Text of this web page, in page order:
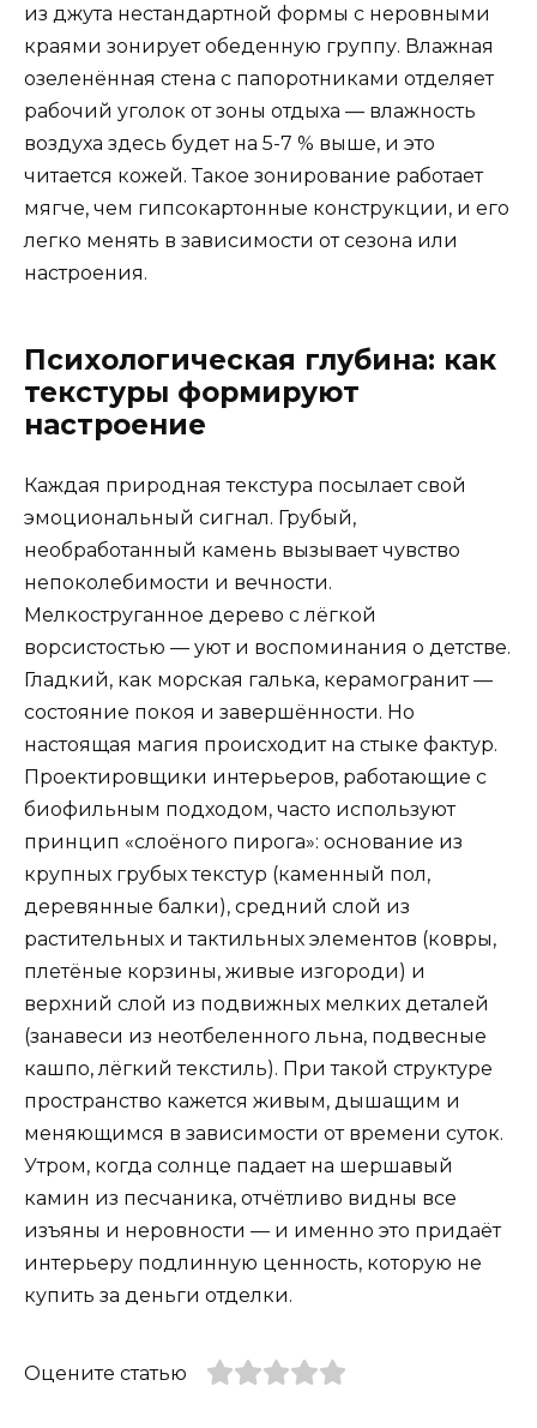
из джута нестандартной формы с неровными
краями зонирует обеденную группу. Влажная
озеленённая стена с папоротниками отделяет
рабочий уголок от зоны отдыха — влажность
воздуха здесь будет на 5-7 % выше, и это
читается кожей. Такое зонирование работает
мягче, чем гипсокартонные конструкции, и его
легко менять в зависимости от сезона или
настроения.
Психологическая глубина: как
текстуры формируют
настроение
Каждая природная текстура посылает свой
эмоциональный сигнал. Грубый,
необработанный камень вызывает чувство
непоколебимости и вечности.
Мелкоструганное дерево с лёгкой
ворсистостью — уют и воспоминания о детстве.
Гладкий, как морская галька, керамогранит —
состояние покоя и завершённости. Но
настоящая магия происходит на стыке фактур.
Проектировщики интерьеров, работающие с
биофильным подходом, часто используют
принцип «слоёного пирога»: основание из
крупных грубых текстур (каменный пол,
деревянные балки), средний слой из
растительных и тактильных элементов (ковры,
плетёные корзины, живые изгороди) и
верхний слой из подвижных мелких деталей
(занавеси из неотбеленного льна, подвесные
кашпо, лёгкий текстиль). При такой структуре
пространство кажется живым, дышащим и
меняющимся в зависимости от времени суток.
Утром, когда солнце падает на шершавый
камин из песчаника, отчётливо видны все
изъяны и неровности — и именно это придаёт
интерьеру подлинную ценность, которую не
купить за деньги отделки.
Оцените статью